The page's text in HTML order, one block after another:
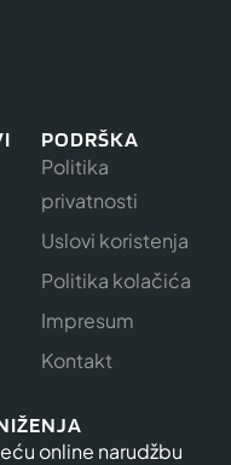
PODRŠKA
Politika
privatnosti
Uslovi koristenja
Politika kolačića
Impresum
Kontakt
online narudžbu